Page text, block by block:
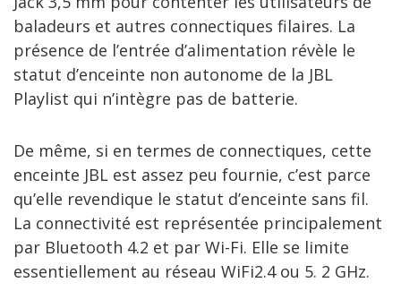
baladeurs et autres connectiques filaires. La
présence de l’entrée d’alimentation révèle le
statut d’enceinte non autonome de la JBL
Playlist qui n’intègre pas de batterie.
De même, si en termes de connectiques, cette
enceinte JBL est assez peu fournie, c’est parce
qu’elle revendique le statut d’enceinte sans fil.
La connectivité est représentée principalement
par Bluetooth 4.2 et par Wi-Fi. Elle se limite
essentiellement au réseau WiFi2.4 ou 5. 2 GHz.